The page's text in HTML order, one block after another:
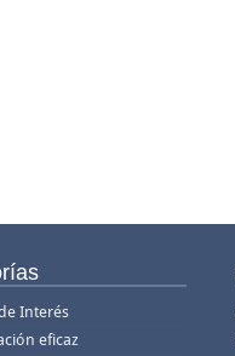
Interés
eficaz